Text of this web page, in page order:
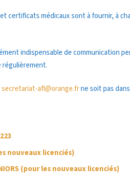
certificats médicaux sont à fournir, à
indispensable de communication
régulièrement.
secretariat-afl@orange.frne soit pas
nouveaux licenciés)
(pour les nouveaux licenciés)